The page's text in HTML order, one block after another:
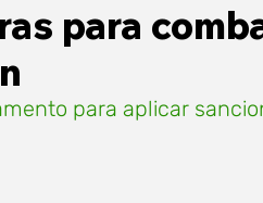
para
para aplicar